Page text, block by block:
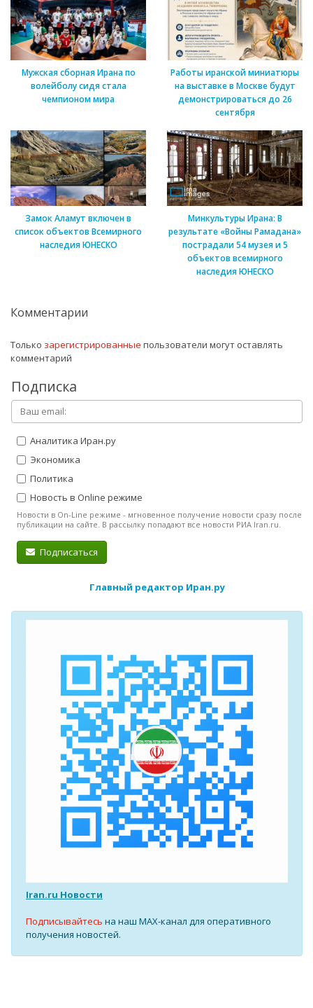
Мужская сборная Ирана по
волейболу сидя стала
чемпионом мира
Работы иранской миниатюры
на выставке в Москве будут
демонстрироваться до 26
сентября
Замок Аламут включен в
список объектов Всемирного
наследия ЮНЕСКО
Минкультуры Ирана: В
результате «Войны Рамадана»
пострадали 54 музея и 5
объектов всемирного
наследия ЮНЕСКО
Комментарии
Только зарегистрированные пользователи могут оставлять
комментарий
Подписка
Аналитика Иран.ру
Экономика
Политика
Новость в Online режиме
Новости в On-Line режиме - мгновенное получение новости сразу после
публикации на сайте. В рассылку попадают все новости РИА Iran.ru.
Подписаться
Главный редактор Иран.ру
Iran.ru Новости
Подписывайтесь на наш MAX-канал для оперативного
получения новостей.